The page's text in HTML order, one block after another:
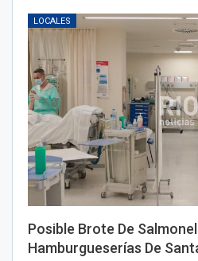
LOCALES
Posible Brote De
Hamburgueserías De